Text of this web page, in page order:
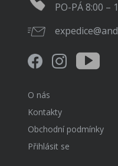
PO-PÁ 8:00 –
O nás
Kontakty
Obchodní podmínky
Přihlásit se